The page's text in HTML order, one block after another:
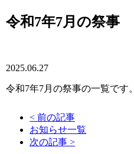
令和7年7月の祭事
2025.06.27
令和7年7月の祭事の一覧です。
< 前の記事
お知らせ一覧
次の記事 >